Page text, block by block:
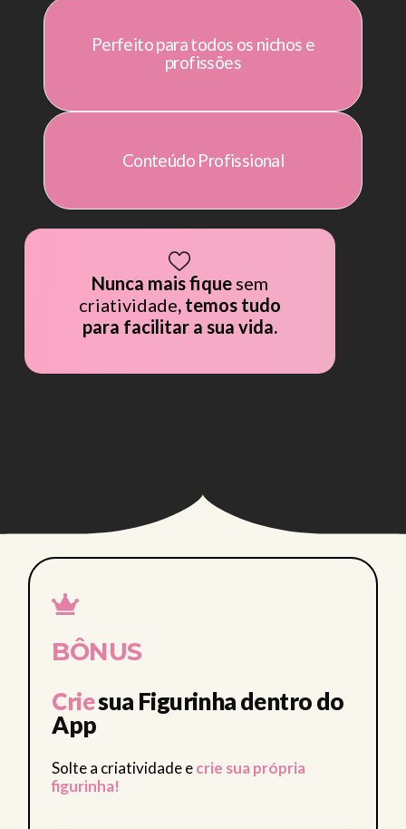
Perfeito para todos os nichos e
profissões
Conteúdo Profissional
Nunca mais fique sem
criatividade, temos tudo
para facilitar a sua vida.
BÔNUS
Criesua Figurinha dentro do
App
Solte a criatividade ecrie sua própria
figurinha!